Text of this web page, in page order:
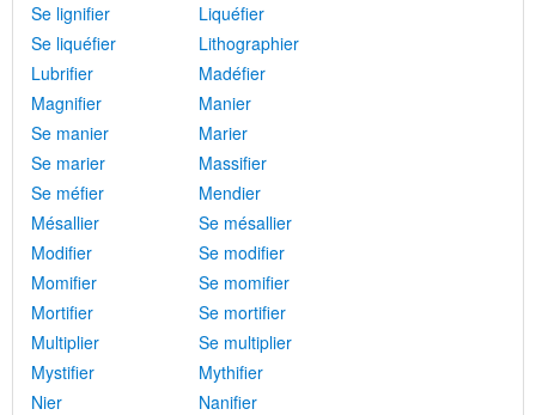
Se lignifier
Liquéfier
Se liquéfier
Lithographier
Lubrifier
Madéfier
Magnifier
Manier
Se manier
Marier
Se marier
Massifier
Se méfier
Mendier
Mésallier
Se mésallier
Modifier
Se modifier
Momifier
Se momifier
Mortifier
Se mortifier
Multiplier
Se multiplier
Mystifier
Mythifier
Nier
Nanifier